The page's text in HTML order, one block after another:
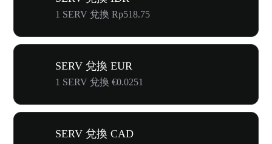
1 SERV 兌換 Rp518.75
SERV 兌換 EUR
1 SERV 兌換 €0.0251
SERV 兌換 CAD